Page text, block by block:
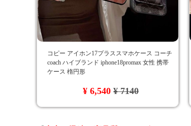
コピー アイホン17プラススマホケース コーチ
coach ハイブランド iphone18promax 女性 携帯
ケース 楕円形
¥ 6,540¥ 7140